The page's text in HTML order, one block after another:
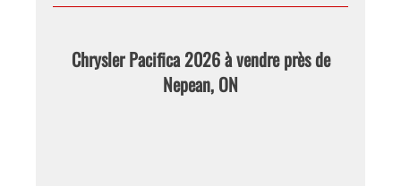
Chrysler Pacifica 2026 à vendre près de
Nepean, ON